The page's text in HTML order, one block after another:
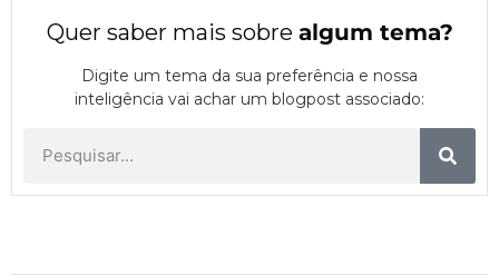
Quer saber mais sobre algum tema?
Digite um tema da sua preferência e nossa
inteligência vai achar um blogpost associado: